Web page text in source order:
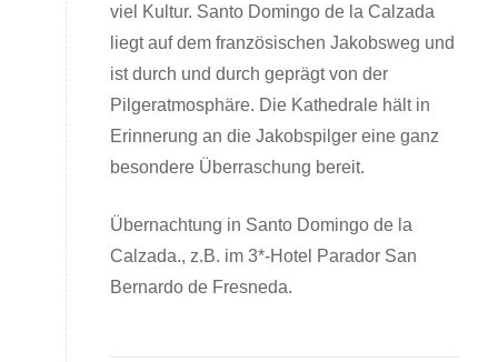
viel Kultur. Santo Domingo de la Calzada
liegt auf dem französischen Jakobsweg und
ist durch und durch geprägt von der
Pilgeratmosphäre. Die Kathedrale hält in
Erinnerung an die Jakobspilger eine ganz
besondere Überraschung bereit.
Übernachtung in Santo Domingo de la
Calzada., z.B. im 3*-Hotel Parador San
Bernardo de Fresneda.